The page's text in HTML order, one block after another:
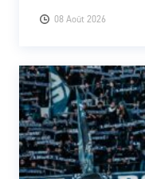
08 Août 2026